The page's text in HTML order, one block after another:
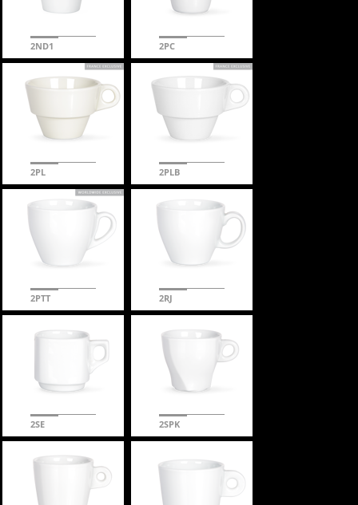
2ND1 2PC
2PL 2PLB
2PTT 2RJ
2SE 2SPK